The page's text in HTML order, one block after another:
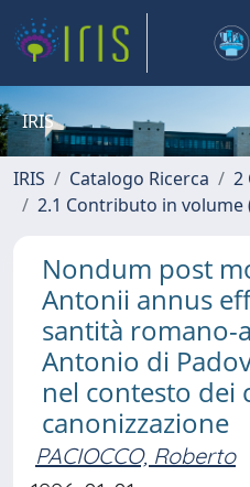
IRIS
IRIS Catalogo Ricerca
2
2.1 Contributo in volume
Nondum post
Antonii annus
santità romano-
Antonio di
nel contesto dei
canonizzazione
PACIOCCO, Roberto